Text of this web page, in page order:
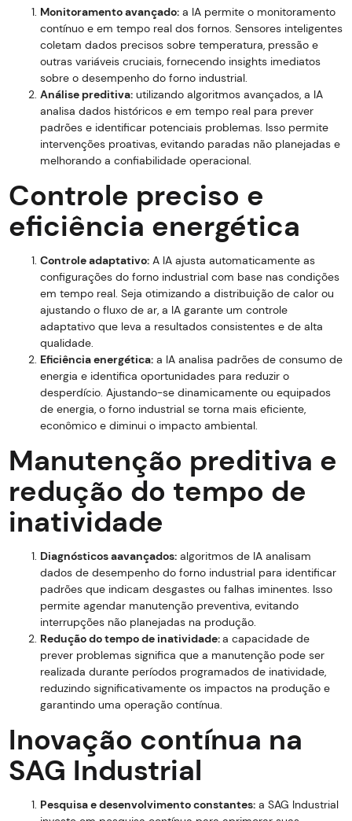
Monitoramento avançado:a IA permite o monitoramento
contínuo e em tempo real dos fornos. Sensores inteligentes
coletam dados precisos sobre temperatura, pressão e
outras variáveis cruciais, fornecendo insights imediatos
sobre o desempenho do forno industrial.
Análise preditiva:utilizando algoritmos avançados, a IA
analisa dados históricos e em tempo real para prever
padrões e identificar potenciais problemas. Isso permite
intervenções proativas, evitando paradas não planejadas e
melhorando a confiabilidade operacional.
Controle preciso e
eficiência energética
Controle adaptativo:A IA ajusta automaticamente as
configurações do forno industrial com base nas condições
em tempo real. Seja otimizando a distribuição de calor ou
ajustando o fluxo de ar, a IA garante um controle
adaptativo que leva a resultados consistentes e de alta
qualidade.
Eficiência energética:a IA analisa padrões de consumo de
energia e identifica oportunidades para reduzir o
desperdício. Ajustando-se dinamicamente ou equipados
de energia, o forno industrial se torna mais eficiente,
econômico e diminui o impacto ambiental.
Manutenção preditiva e
redução do tempo de
inatividade
Diagnósticos aavançados:algoritmos de IA analisam
dados de desempenho do forno industrial para identificar
padrões que indicam desgastes ou falhas iminentes. Isso
permite agendar manutenção preventiva, evitando
interrupções não planejadas na produção.
Redução do tempo de inatividade:a capacidade de
prever problemas significa que a manutenção pode ser
realizada durante períodos programados de inatividade,
reduzindo significativamente os impactos na produção e
garantindo uma operação contínua.
Inovação contínua na
SAG Industrial
Pesquisa e desenvolvimento constantes:a SAG Industrial